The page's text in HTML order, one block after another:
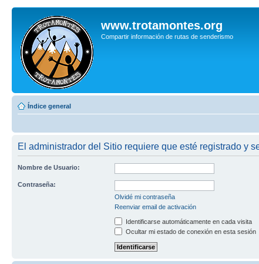
www.trotamontes.org
Compartir información de rutas de senderismo
Índice general
El administrador del Sitio requiere que esté registrado y
Nombre de Usuario:
Contraseña:
Olvidé mi contraseña
Reenviar email de activación
Identificarse automáticamente en cada visita
Ocultar mi estado de conexión en esta sesión